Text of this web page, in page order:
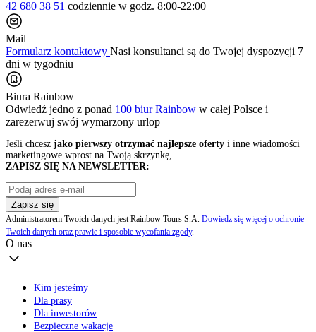
42 680 38 51 codziennie w godz. 8:00-22:00
Mail
Formularz kontaktowy Nasi konsultanci są do Twojej dyspozycji 7
dni w tygodniu
Biura Rainbow
Odwiedź jedno z ponad 100 biur Rainbow w całej Polsce i
zarezerwuj swój wymarzony urlop
Jeśli chcesz jako pierwszy otrzymać najlepsze oferty i inne wiadomości
marketingowe wprost na Twoją skrzynkę,
ZAPISZ SIĘ NA NEWSLETTER:
Zapisz się
Administratorem Twoich danych jest Rainbow Tours S.A. Dowiedz się więcej o ochronie
Twoich danych oraz prawie i sposobie wycofania zgody.
O nas
Kim jesteśmy
Dla prasy
Dla inwestorów
Bezpieczne wakacje